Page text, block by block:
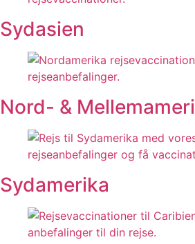
Sydasien
Nord- &
Sydamerika